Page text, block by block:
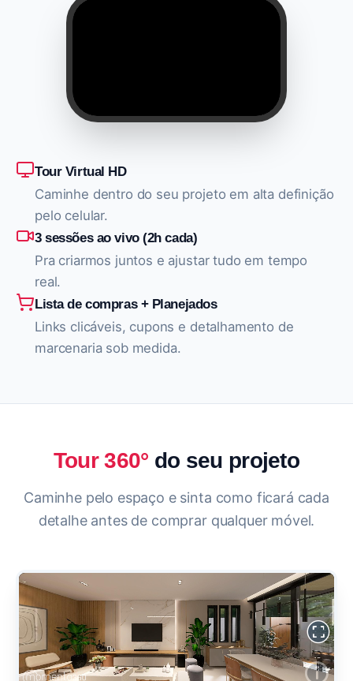
Tour Virtual HD
Caminhe dentro do seu projeto em alta definição
pelo celular.
3 sessões ao vivo (2h cada)
Pra criarmos juntos e ajustar tudo em tempo
real.
Lista de compras + Planejados
Links clicáveis, cupons e detalhamento de
marcenaria sob medida.
Tour 360° do seu projeto
Caminhe pelo espaço e sinta como ficará cada
detalhe antes de comprar qualquer móvel.